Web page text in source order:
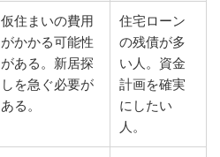
仮住まいの費用
がかかる可能性
がある。新居探
しを急ぐ必要が
ある。
住宅ローン
の残債が多
い人。資金
計画を確実
にしたい
人。